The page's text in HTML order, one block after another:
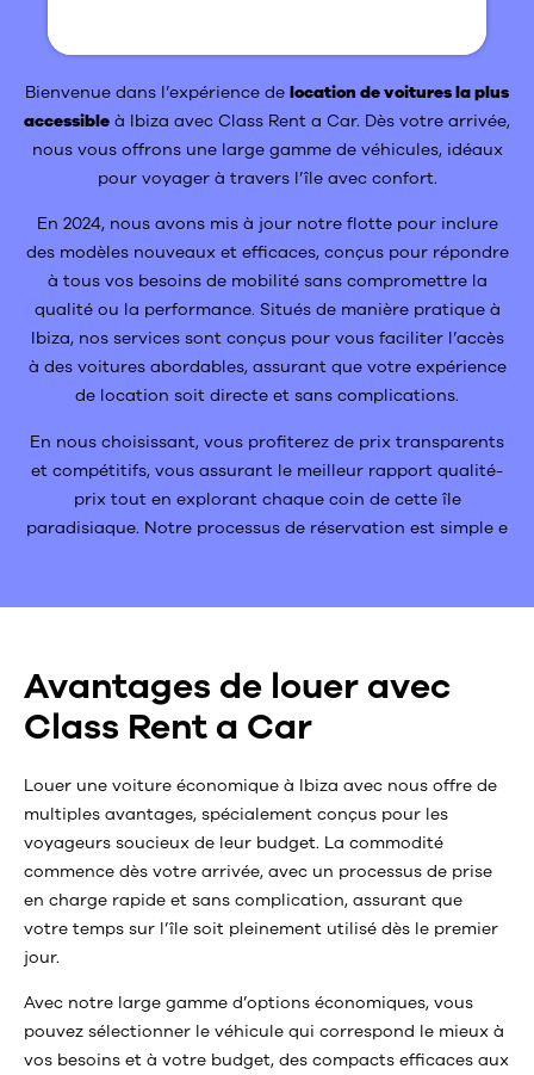
Bienvenue dans l’expérience de location de voitures la plus
accessible à Ibiza avec Class Rent a Car. Dès votre arrivée,
nous vous offrons une large gamme de véhicules, idéaux
pour voyager à travers l’île avec confort.
En 2024, nous avons mis à jour notre flotte pour inclure
des modèles nouveaux et efficaces, conçus pour répondre
à tous vos besoins de mobilité sans compromettre la
qualité ou la performance. Situés de manière pratique à
Ibiza, nos services sont conçus pour vous faciliter l’accès
à des voitures abordables, assurant que votre expérience
de location soit directe et sans complications.
En nous choisissant, vous profiterez de prix transparents
et compétitifs, vous assurant le meilleur rapport qualité-
prix tout en explorant chaque coin de cette île
paradisiaque. Notre processus de réservation est simple e
Avantages de louer avec
Class Rent a Car
Louer une voiture économique à Ibiza avec nous offre de
multiples avantages, spécialement conçus pour les
voyageurs soucieux de leur budget. La commodité
commence dès votre arrivée, avec un processus de prise
en charge rapide et sans complication, assurant que
votre temps sur l’île soit pleinement utilisé dès le premier
jour.
Avec notre large gamme d’options économiques, vous
pouvez sélectionner le véhicule qui correspond le mieux à
vos besoins et à votre budget, des compacts efficaces aux